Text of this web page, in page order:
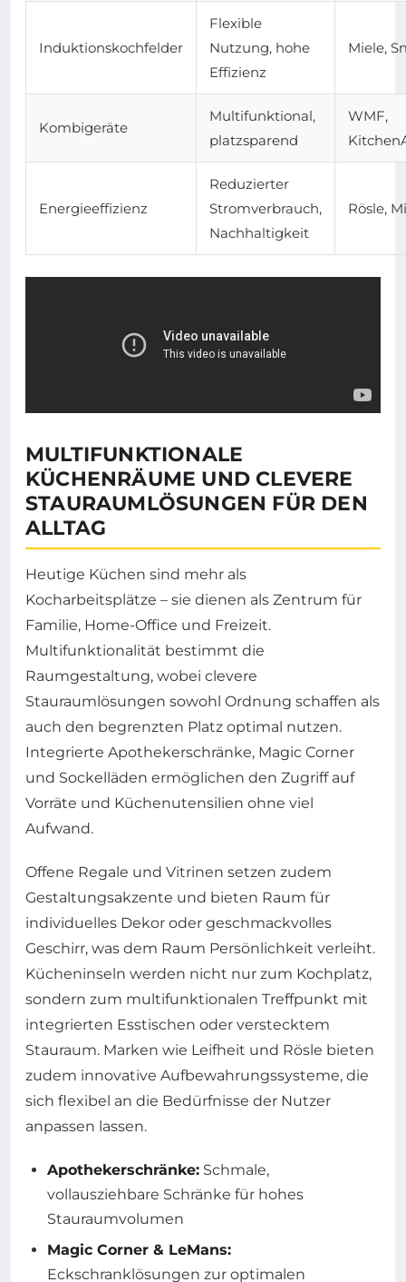
Induktionskochfelder
Flexible
Nutzung, hohe
Effizienz
Miele,
Kombigeräte
Multifunktional,
platzsparend
WMF,
Energieeffizienz
Reduzierter
Stromverbrauch,
Nachhaltigkeit
Rösle,
MULTIFUNKTIONALE
KÜCHENRÄUME UND CLEVERE
STAURAUMLÖSUNGEN FÜR DEN
ALLTAG
Heutige Küchen sind mehr als
Kocharbeitsplätze – sie dienen als Zentrum für
Familie, Home-Office und Freizeit.
Multifunktionalität bestimmt die
Raumgestaltung, wobei clevere
Stauraumlösungen sowohl Ordnung schaffen als
auch den begrenzten Platz optimal nutzen.
Integrierte Apothekerschränke, Magic Corner
und Sockelläden ermöglichen den Zugriff auf
Vorräte und Küchenutensilien ohne viel
Aufwand.
Offene Regale und Vitrinen setzen zudem
Gestaltungsakzente und bieten Raum für
individuelles Dekor oder geschmackvolles
Geschirr, was dem Raum Persönlichkeit verleiht.
Kücheninseln werden nicht nur zum Kochplatz,
sondern zum multifunktionalen Treffpunkt mit
integrierten Esstischen oder verstecktem
Stauraum. Marken wie Leifheit und Rösle bieten
zudem innovative Aufbewahrungssysteme, die
sich flexibel an die Bedürfnisse der Nutzer
anpassen lassen.
Apothekerschränke: Schmale,
vollausziehbare Schränke für hohes
Stauraumvolumen
Magic Corner & LeMans:
Eckschranklösungen zur optimalen